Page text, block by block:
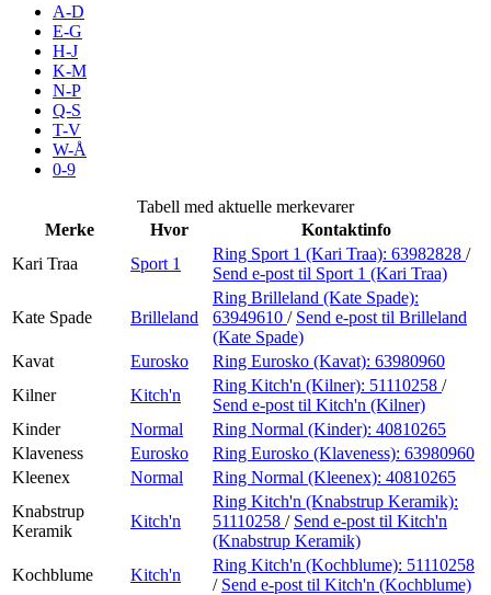
Inspirasjon
Søk
Praktisk informasjon
Ledige stillinger
Magasin
Gavekort
Finn frem
A-D
E-G
H-J
K-M
N-P
Q-S
T-V
W-Å
0-9
Tabell med aktuelle merkevarer
Merke
Hvor
Kontaktinfo
Kari Traa
Sport 1
Ring Sport 1 (Kari Traa): 63982828 /
Send e-post til Sport 1 (Kari Traa)
Kate Spade Brilleland
Ring Brilleland (Kate Spade):
63949610 / Send e-post til Brilleland
(Kate Spade)
Kavat
Eurosko Ring Eurosko (Kavat): 63980960
Kilner
Kitch'n
Ring Kitch'n (Kilner): 51110258 /
Send e-post til Kitch'n (Kilner)
Kinder
Normal Ring Normal (Kinder): 40810265
Klaveness
Eurosko Ring Eurosko (Klaveness): 63980960
Kleenex
Normal Ring Normal (Kleenex): 40810265
Knabstrup
Keramik
Kitch'n
Ring Kitch'n (Knabstrup Keramik):
51110258 / Send e-post til Kitch'n
(Knabstrup Keramik)
Kochblume
Kitch'n
Ring Kitch'n (Kochblume): 51110258
/ Send e-post til Kitch'n (Kochblume)